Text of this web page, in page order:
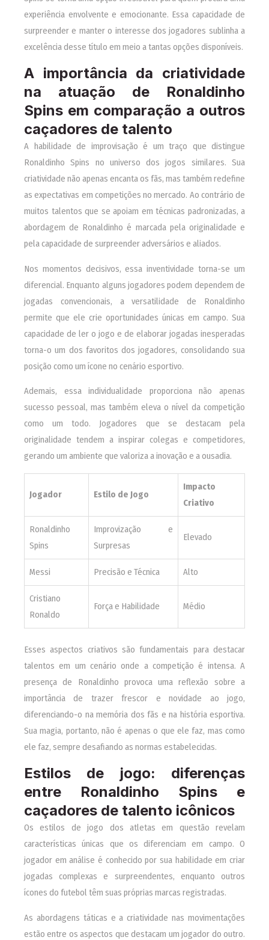
experiência envolvente e emocionante. Essa capacidade de
surpreender e manter o interesse dos jogadores sublinha a
excelência desse título em meio a tantas opções disponíveis.
A importância da criatividade
na atuação de Ronaldinho
Spins em comparação a outros
caçadores de talento
A habilidade de improvisação é um traço que distingue
Ronaldinho Spins no universo dos jogos similares. Sua
criatividade não apenas encanta os fãs, mas também redefine
as expectativas em competições no mercado. Ao contrário de
muitos talentos que se apoiam em técnicas padronizadas, a
abordagem de Ronaldinho é marcada pela originalidade e
pela capacidade de surpreender adversários e aliados.
Nos momentos decisivos, essa inventividade torna-se um
diferencial. Enquanto alguns jogadores podem dependem de
jogadas convencionais, a versatilidade de Ronaldinho
permite que ele crie oportunidades únicas em campo. Sua
capacidade de ler o jogo e de elaborar jogadas inesperadas
torna-o um dos favoritos dos jogadores, consolidando sua
posição como um ícone no cenário esportivo.
Ademais, essa individualidade proporciona não apenas
sucesso pessoal, mas também eleva o nível da competição
como um todo. Jogadores que se destacam pela
originalidade tendem a inspirar colegas e competidores,
gerando um ambiente que valoriza a inovação e a ousadia.
Jogador Estilo de Jogo
Impacto
Criativo
Ronaldinho
Spins
Improvização e
Surpresas
Elevado
Messi Precisão e Técnica Alto
Cristiano
Ronaldo
Força e Habilidade Médio
Esses aspectos criativos são fundamentais para destacar
talentos em um cenário onde a competição é intensa. A
presença de Ronaldinho provoca uma reflexão sobre a
importância de trazer frescor e novidade ao jogo,
diferenciando-o na memória dos fãs e na história esportiva.
Sua magia, portanto, não é apenas o que ele faz, mas como
ele faz, sempre desafiando as normas estabelecidas.
Estilos de jogo: diferenças
entre Ronaldinho Spins e
caçadores de talento icônicos
Os estilos de jogo dos atletas em questão revelam
características únicas que os diferenciam em campo. O
jogador em análise é conhecido por sua habilidade em criar
jogadas complexas e surpreendentes, enquanto outros
ícones do futebol têm suas próprias marcas registradas.
As abordagens táticas e a criatividade nas movimentações
estão entre os aspectos que destacam um jogador do outro.